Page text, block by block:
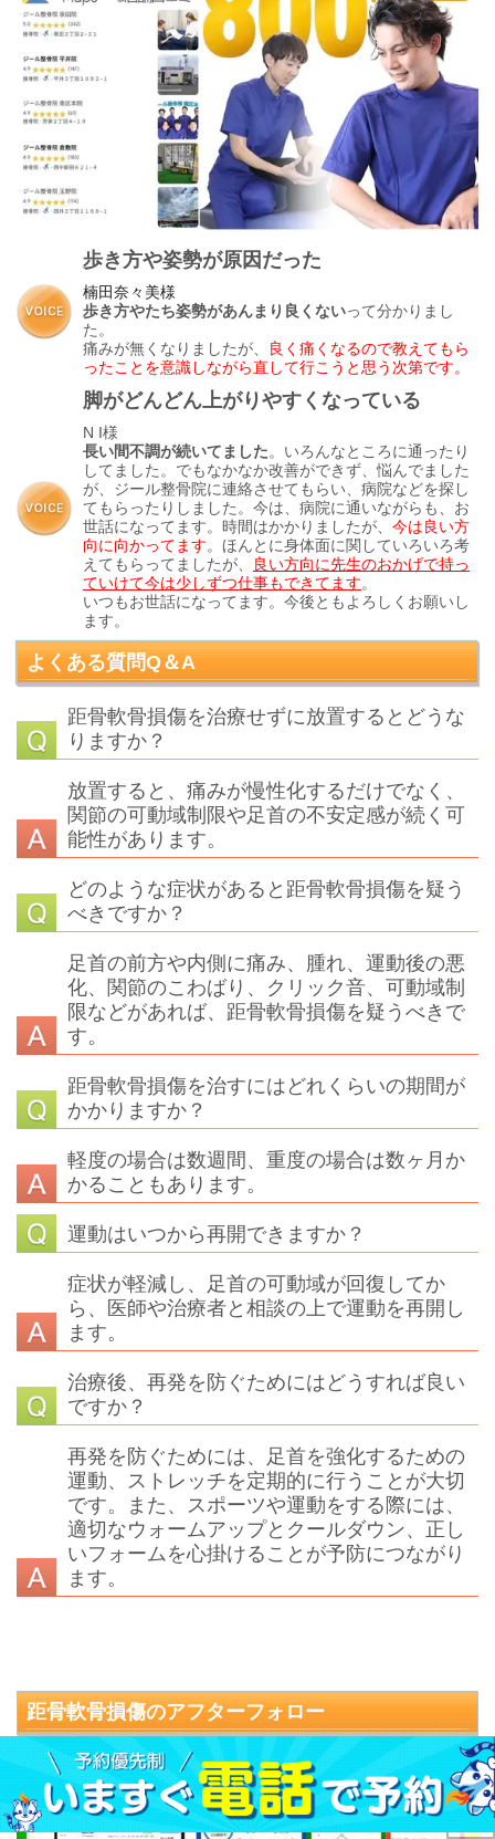
歩き方や姿勢が原因だった
楠田奈々美様
歩き方やたち姿勢があんまり良くないって分かりまし
た。
痛みが無くなりましたが、
良く痛くなるので教えてもら
ったことを意識しながら直して行こうと思う次第です。
脚がどんどん上がりやすくなっている
N I様
長い間不調が続いてました。いろんなところに通ったり
してました。でもなかなか改善ができず、悩んでました
が、ジール整骨院に連絡させてもらい、病院などを探し
てもらったりしました。今は、病院に通いながらも、お
世話になってます。時間はかかりましたが、 今は良い方
向に向かってます。ほんとに身体面に関していろいろ考
えてもらってましたが、
良い方向に先生のおかげで持っ
ていけて今は少しずつ仕事もできてます。
いつもお世話になってます。今後ともよろしくお願いし
ます。
よくある質問Q＆A
距骨軟骨損傷を治療せずに放置するとどうな
りますか？
放置すると、痛みが慢性化するだけでなく、
関節の可動域制限や足首の不安定感が続く可
能性があります。
どのような症状があると距骨軟骨損傷を疑う
べきですか？
足首の前方や内側に痛み、腫れ、運動後の悪
化、関節のこわばり、クリック音、可動域制
限などがあれば、距骨軟骨損傷を疑うべきで
す。
距骨軟骨損傷を治すにはどれくらいの期間が
かかりますか？
軽度の場合は数週間、重度の場合は数ヶ月か
かることもあります。
運動はいつから再開できますか？
症状が軽減し、足首の可動域が回復してか
ら、医師や治療者と相談の上で運動を再開し
ます。
治療後、再発を防ぐためにはどうすれば良い
ですか？
再発を防ぐためには、足首を強化するための
運動、ストレッチを定期的に行うことが大切
です。また、スポーツや運動をする際には、
適切なウォームアップとクールダウン、正し
いフォームを心掛けることが予防につながり
ます。
距骨軟骨損傷のアフターフォロー